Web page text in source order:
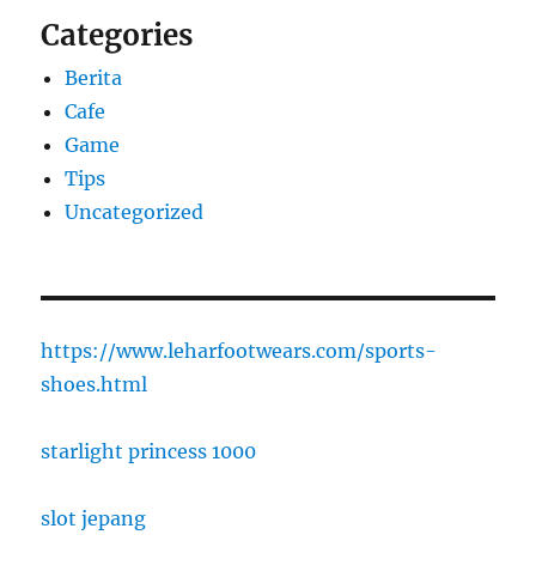
Categories
Berita
Cafe
Game
Tips
Uncategorized
https://www.leharfootwears.com/sports-
shoes.html
starlight princess 1000
slot jepang